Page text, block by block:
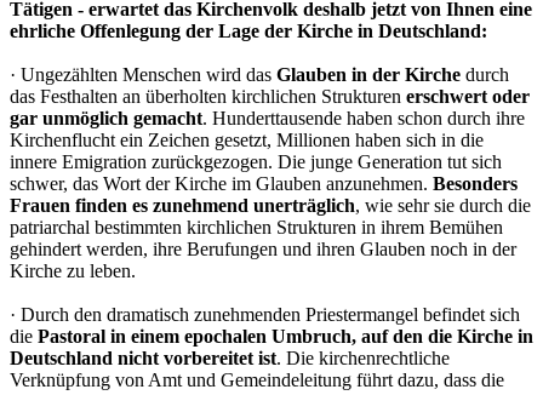
Tätigen - erwartet das Kirchenvolk deshalb jetzt von Ihnen eine
ehrliche Offenlegung der Lage der Kirche in Deutschland:
· Ungezählten Menschen wird das Glauben in der Kirche durch
das Festhalten an überholten kirchlichen Strukturen erschwert oder
gar unmöglich gemacht. Hunderttausende haben schon durch ihre
Kirchenflucht ein Zeichen gesetzt, Millionen haben sich in die
innere Emigration zurückgezogen. Die junge Generation tut sich
schwer, das Wort der Kirche im Glauben anzunehmen. Besonders
Frauen finden es zunehmend unerträglich, wie sehr sie durch die
patriarchal bestimmten kirchlichen Strukturen in ihrem Bemühen
gehindert werden, ihre Berufungen und ihren Glauben noch in der
Kirche zu leben.
· Durch den dramatisch zunehmenden Priestermangel befindet sich
die Pastoral in einem epochalen Umbruch, auf den die Kirche in
Deutschland nicht vorbereitet ist. Die kirchenrechtliche
Verknüpfung von Amt und Gemeindeleitung führt dazu, dass die